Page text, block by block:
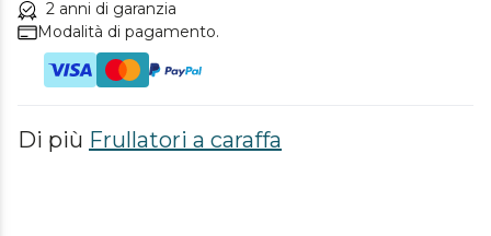
2 anni di garanzia
Modalità di pagamento.
Di più Frullatori a caraffa